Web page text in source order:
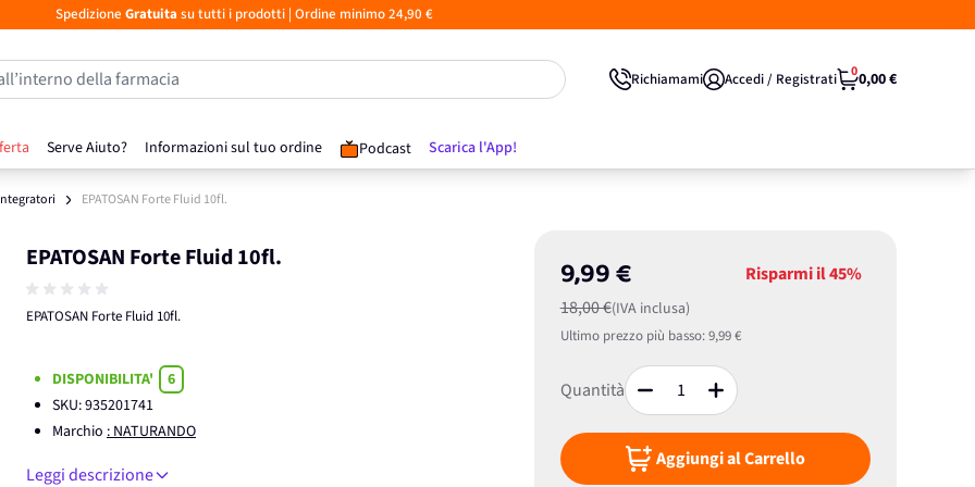
Spedizione Gratuita su tutti i prodotti| Ordine minimo 24,90 €
Serve Aiuto? Informazioni sul tuo ordine Podcast Scarica l'App!
della farmacia Richiamami Accedi / Registrati 00,00 €
EPATOSAN Forte Fluid 10fl.
EPATOSAN Forte Fluid 10fl.
EPATOSAN Forte Fluid 10fl.
9,99 €
18,00 €(IVA inclusa)
Risparmi il45%
Ultimo prezzo più basso:9,99 €
Quantità
Aggiungi al Carrello
DISPONIBILITA'
6
SKU:935201741
Marchio : NATURANDO
Leggi descrizione